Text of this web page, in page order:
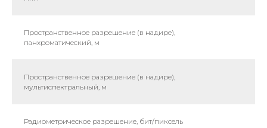
Пространственное разрешение (в надире),
панхроматический, м
Пространственное разрешение (в надире),
мультиспектральный, м
Радиометрическое разрешение, бит/пиксель